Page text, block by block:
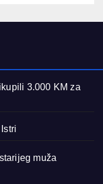
3.000 KM za
muža